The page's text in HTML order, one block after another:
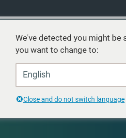
Nachhaltigkeit
We've detected you might be
you want to change to:
English
Close and do not switch language